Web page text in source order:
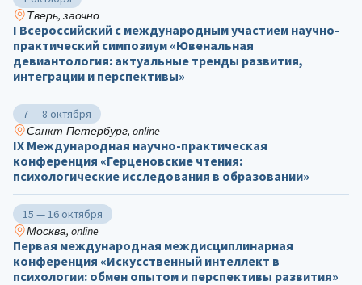
Тверь, заочно
I Всероссийский с международным участием научно-
практический симпозиум «Ювенальная
девиантология: актуальные тренды развития,
интеграции и перспективы»
7 — 8 октября
Санкт-Петербург, online
IX Международная научно-практическая
конференция «Герценовские чтения:
психологические исследования в образовании»
15 — 16 октября
Москва, online
Первая международная междисциплинарная
конференция «Искусственный интеллект в
психологии: обмен опытом и перспективы развития»